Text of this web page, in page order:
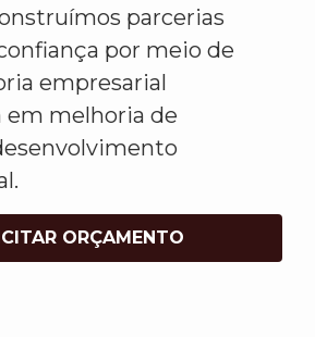
parcerias
por meio de
empresarial
em melhoria de
ORÇAMENTO